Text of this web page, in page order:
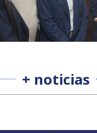
+ noticias